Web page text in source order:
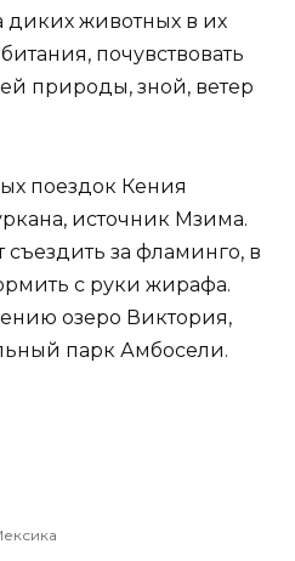
диких животных в их
почувствовать
природы, зной, ветер
поездок Кения
источник Мзима.
съездить за фламинго, в
с руки жирафа.
озеро Виктория,
парк Амбосели.